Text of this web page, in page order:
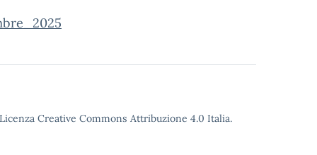
Creative Commons Attribuzione 4.0 Italia.